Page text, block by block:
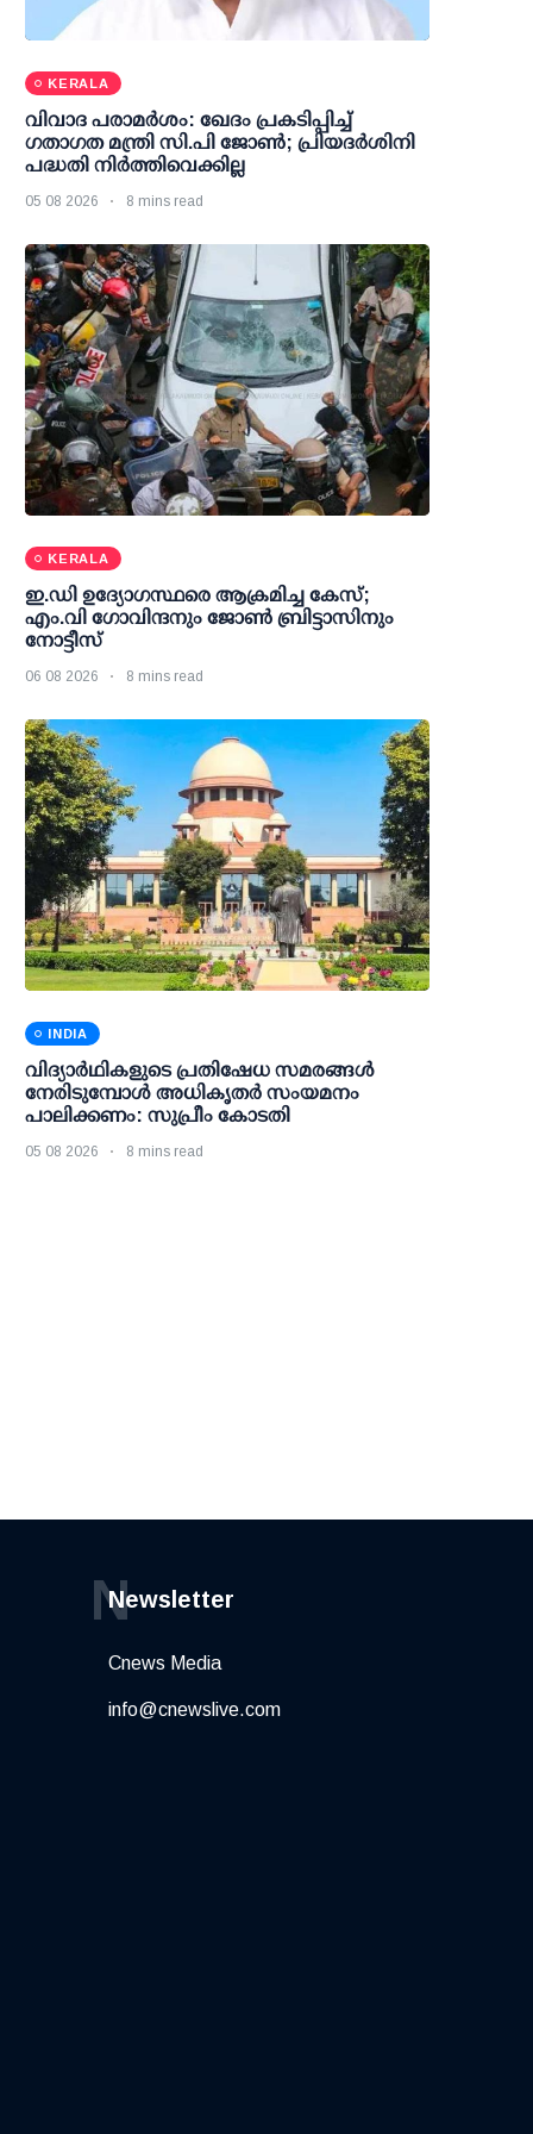
KERALA
വിവാദ പരാമര്‍ശം: ഖേദം പ്രകടിപ്പിച്ച്
ഗതാഗത മന്ത്രി സി.പി ജോണ്‍; പ്രിയദര്‍ശിനി
പദ്ധതി നിര്‍ത്തിവെക്കില്ല
05 08 2026 8 mins read
KERALA
ഇ.ഡി ഉദ്യോഗസ്ഥരെ ആക്രമിച്ച കേസ്;
എം.വി ഗോവിന്ദനും ജോണ്‍ ബ്രിട്ടാസിനും
നോട്ടീസ്
06 08 2026 8 mins read
INDIA
വിദ്യാര്‍ഥികളുടെ പ്രതിഷേധ സമരങ്ങള്‍
നേരിടുമ്പോള്‍ അധികൃതര്‍ സംയമനം
പാലിക്കണം: സുപ്രീം കോടതി
05 08 2026 8 mins read
Newsletter
N
Cnews Media
info@cnewslive.com